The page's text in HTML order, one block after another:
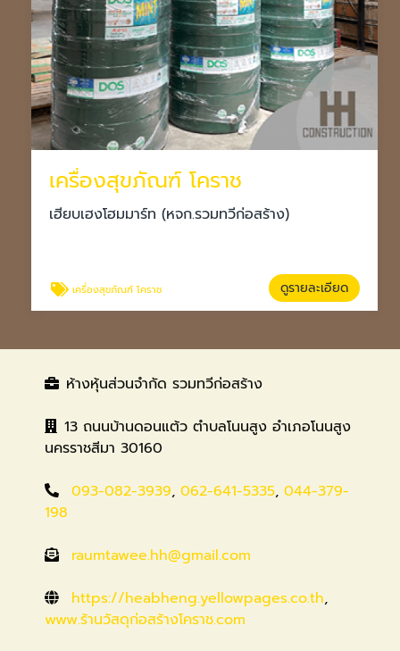
เครื่องสุขภัณฑ์ โคราช
เฮียบเฮงโฮมมาร์ท (หจก.รวมทวีก่อสร้าง)
เครื่องสุขภัณฑ์ โคราช ดูรายละเอียด
ห้างหุ้นส่วนจำกัด รวมทวีก่อสร้าง
13 ถนนบ้านดอนแต้ว ตำบลโนนสูง อำเภอโนนสูง
นครราชสีมา 30160
093-082-3939, 062-641-5335, 044-379-
198
raumtawee.hh@gmail.com
https://heabheng.yellowpages.co.th,
www.ร้านวัสดุก่อสร้างโคราช.com